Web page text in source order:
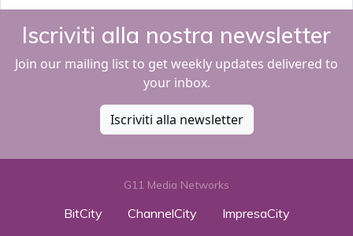
Iscriviti alla nostra newsletter
Join our mailing list to get weekly updates delivered to
your inbox.
Iscriviti alla newsletter
G11 Media Networks
BitCity ChannelCity
ImpresaCity